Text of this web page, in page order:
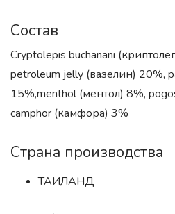
Состав
Сryptolepis buchanani
petroleum jelly (вазелин) 20%,
15%,menthol (ментол) 8%,
camphor (камфора) 3%
Страна производства
ТАИЛАНД